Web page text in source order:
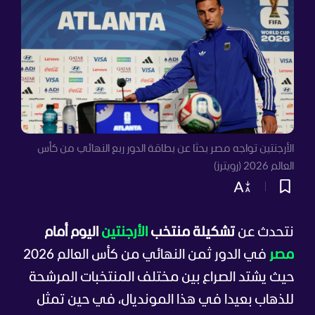
الأرجنتين تواجه مصر بحثا عن بطاقة الدور ربع النهائي من كأس
العالم 2026 (رويترز)
نتحدث عن تشكيلة منتخب الأرجنتين اليوم أمام
مصر
في الدور ثمن النهائي من كأس العالم 2026
حيث يشتد الصراع بين مختلف المنتخبات المرشحة
للذهاب بعيدا في هذا المونديال، في حين تمثل